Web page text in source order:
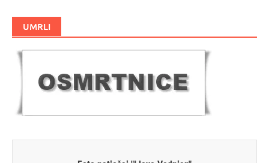
UMRLI